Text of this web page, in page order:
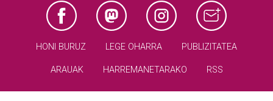
HONI BURUZ LEGE OHARRA PUBLIZITATEA
ARAUAK HARREMANETARAKO RSS